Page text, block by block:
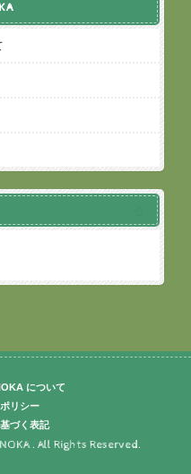
について
リシー
づく表記
. All Rights Reserved.